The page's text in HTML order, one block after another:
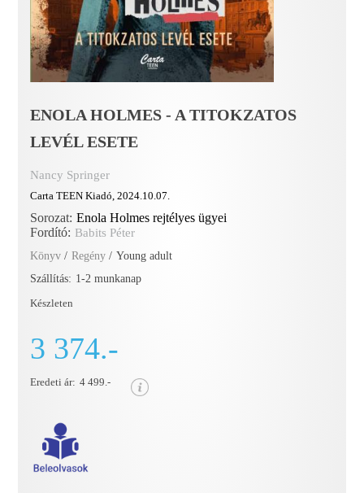
ENOLA HOLMES - A TITOKZATOS
LEVÉL ESETE
Nancy Springer
Carta TEEN Kiadó, 2024.10.07.
Sorozat: Enola Holmes rejtélyes ügyei
Fordító: Babits Péter
Könyv / Regény / Young adult
Szállítás: 1-2 munkanap
Készleten
3 374.-
Eredeti ár: 4 499.-